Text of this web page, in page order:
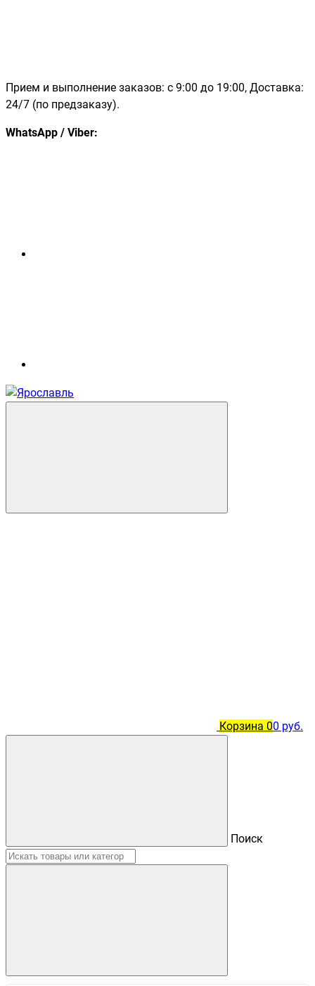
Прием и выполнение заказов: с 9:00 до 19:00, Доставка:
24/7 (по предзаказу).
WhatsApp / Viber:
Корзина 00 руб.
Поиск